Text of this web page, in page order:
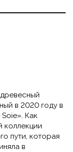
в 2020 году в
Как
коллекции
пути, которая
в